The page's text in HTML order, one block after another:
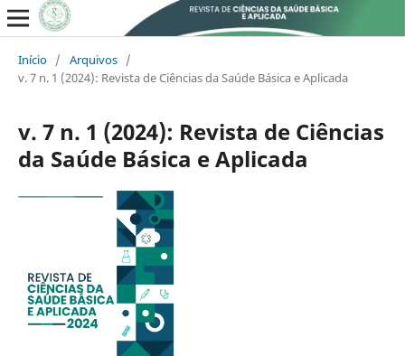
Início / Arquivos /
v. 7 n. 1 (2024): Revista de Ciências da Saúde Básica e Aplicada
v. 7 n. 1 (2024): Revista de Ciências
da Saúde Básica e Aplicada